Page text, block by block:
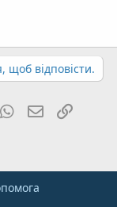
щоб відповісти.
WhatsApp
E-mail